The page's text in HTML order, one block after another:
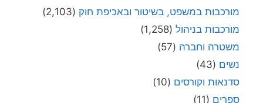
מורכבות במשפט, בשיטור ובאכיפת חוק (2,103)
מורכבות בניהול (1,258)
משטרה וחברה (57)
נשים (43)
סדנאות וקורסים (10)
ספרים (11)